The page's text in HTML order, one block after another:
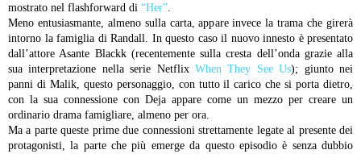
mostrato nel flashforward di “Her”.
Meno entusiasmante, almeno sulla carta, appare invece la trama che girerà
intorno la famiglia di Randall. In questo caso il nuovo innesto è presentato
dall’attore Asante Blackk (recentemente sulla cresta dell’onda grazie alla
sua interpretazione nella serie Netflix When They See Us); giunto nei
panni di Malik, questo personaggio, con tutto il carico che si porta dietro,
con la sua connessione con Deja appare come un mezzo per creare un
ordinario drama famigliare, almeno per ora.
Ma a parte queste prime due connessioni strettamente legate al presente dei
protagonisti, la parte che più emerge da questo episodio è senza dubbio